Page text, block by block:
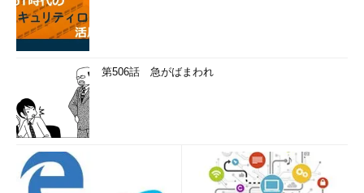
第506話 急がばまわれ